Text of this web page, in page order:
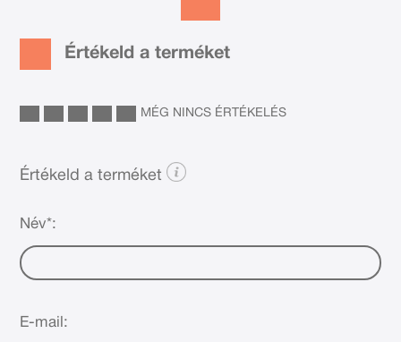
Értékeld a terméket
MÉG NINCS ÉRTÉKELÉS
Értékeld a terméket
Név*:
E-mail: